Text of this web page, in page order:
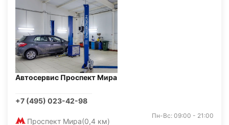
Автосервис Проспект Мира
+7 (495) 023-42-98
Проспект Мира(0,4 км)
Пн-Вс: 09:00 - 21:00